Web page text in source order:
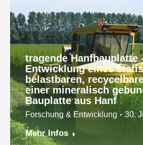
tragende Hanfbauplatte
Entwicklung eines
belastbaren,
einer mineralisch
Bauplatte aus Hanf
Forschung & Entwicklung 30.
Mehr Infos